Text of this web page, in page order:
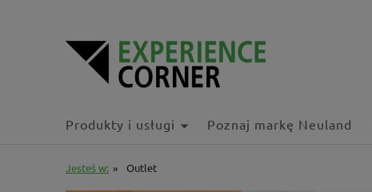
Produkty i usługi Poznaj markę Neuland
Jesteś w: » Outlet